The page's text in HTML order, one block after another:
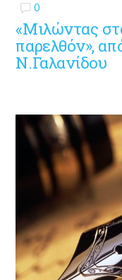
0
«Μιλώντας
παρελθόν»,
Ν.Γαλανίδου